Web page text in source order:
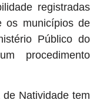
registradas
os municípios de
Público do
procedimento
Natividade tem